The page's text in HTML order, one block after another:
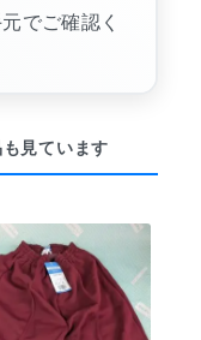
でご確認く
見ています